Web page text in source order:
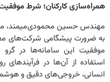
همراه‌سازی کارکنان؛ شرط
مهندس حسین محمودی‌میمند،
به ضرورت پیشگامی شرکت‌های
موفقیت این سامانه‌ها در
استفاده از آن‌ها در
انسانی، خروجی‌های دقیق و